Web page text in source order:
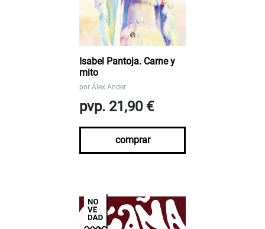
Isabel Pantoja. Carne y
mito
por Álex Ander
pvp. 21,90 €
comprar